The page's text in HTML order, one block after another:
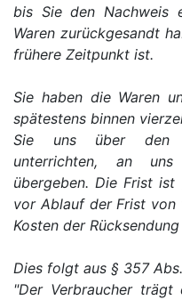
bis Sie den Nachweis
Waren zurückgesandt
frühere Zeitpunkt ist.
Sie haben die Waren
spätestens binnen
Sie uns über den
unterrichten, an
übergeben. Die Frist
vor Ablauf der Frist von
Kosten der
Dies folgt aus § 357 Abs.
"Der Verbraucher trägt